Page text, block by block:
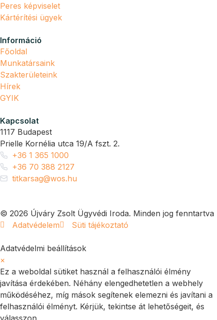
Peres képviselet
Kártérítési ügyek
Információ
Főoldal
Munkatársaink
Szakterületeink
Hírek
GYIK
Kapcsolat
1117 Budapest
Prielle Kornélia utca 19/A fszt. 2.
+36 1 365 1000
+36 70 388 2127
titkarsag@wos.hu
© 2026 Újváry Zsolt Ügyvédi Iroda. Minden jog fenntartva
Adatvédelem
Süti tájékoztató
Adatvédelmi beállítások
×
Ez a weboldal sütiket használ a felhasználói élmény
javítása érdekében. Néhány elengedhetetlen a webhely
működéséhez, míg mások segítenek elemezni és javítani a
felhasználói élményt. Kérjük, tekintse át lehetőségeit, és